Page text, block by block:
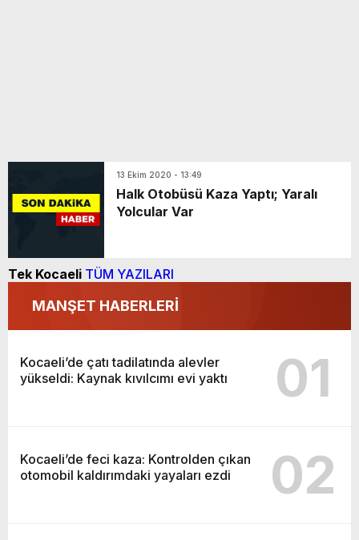
13 Ekim 2020 - 13:49
Halk Otobüsü Kaza Yaptı; Yaralı
Yolcular Var
Tek Kocaeli TÜM YAZILARI
MANŞET HABERLERİ
Kocaeli’de çatı tadilatında alevler
yükseldi: Kaynak kıvılcımı evi yaktı
01
Kocaeli’de feci kaza: Kontrolden çıkan
otomobil kaldırımdaki yayaları ezdi
02